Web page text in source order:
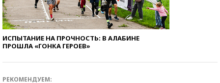
ИСПЫТАНИЕ НА ПРОЧНОСТЬ: В АЛАБИНЕ
ПРОШЛА «ГОНКА ГЕРОЕВ»
РЕКОМЕНДУЕМ: